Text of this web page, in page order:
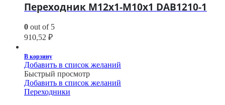
Переходник M12х1-M10х1 DAB1210-1
0 out of 5
910,52 ₽
В корзину
Добавить в список желаний
Быстрый просмотр
Добавить в список желаний
Переходники